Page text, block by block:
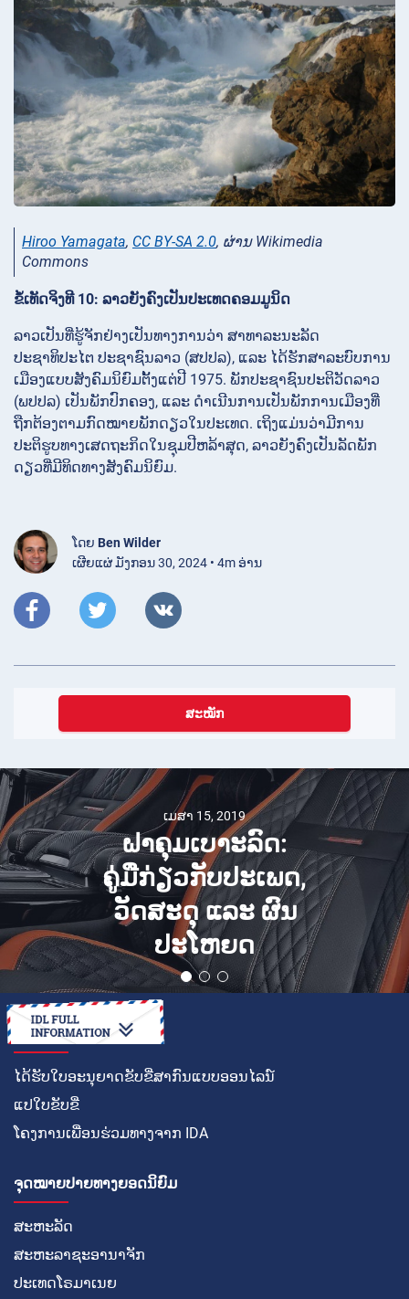
Hiroo Yamagata, CC BY-SA 2.0, ຜ່ານ Wikimedia
Commons
ຂໍ້ເທັດຈິງທີ 10: ລາວຍັງຄົງເປັນປະເທດຄອມມູນິດ
ລາວເປັນທີ່ຮູ້ຈັກຢ່າງເປັນທາງການວ່າ ສາທາລະນະລັດ
ປະຊາທິປະໄຕ ປະຊາຊົນລາວ (ສປປລ), ແລະ ໄດ້ຮັກສາລະບົບການ
ເມືອງແບບສັງຄົມນິຍົມຕັ້ງແຕ່ປີ 1975. ພັກປະຊາຊົນປະຕິວັດລາວ
(ພປປລ) ເປັນພັກປົກຄອງ, ແລະ ດໍາເນີນການເປັນພັກການເມືອງທີ່
ຖືກຕ້ອງຕາມກົດໝາຍພັກດຽວໃນປະເທດ. ເຖິງແມ່ນວ່າມີການ
ປະຕິຮູບທາງເສດຖະກິດໃນຊຸມປີຫລ້າສຸດ, ລາວຍັງຄົງເປັນລັດພັກ
ດຽວທີ່ມີທິດທາງສັງຄົມນິຍົມ.
ໂດຍ Ben Wilder
ເຜີຍແຜ່ ມັງກອນ 30, 2024 • 4m ອ່ານ
ສະໝັກ
ເມສາ 15, 2019
ຝາຄຸມເບາະລົດ:
ຄູ່ມືກ່ຽວກັບປະເພດ,
ວັດສະດຸ ແລະ ຜົນ
ປະໂຫຍດ
ວິທີໃນການ
ໄດ້ຮັບໃບອະນຸຍາດຂັບຂີ່ສາກົນແບບອອນໄລນ໌
ແປໃບຂັບຂີ່
ໂຄງການເພື່ອນຮ່ວມທາງຈາກ IDA
ຈຸດໝາຍປາຍທາງຍອດນິຍົມ
ສະຫະລັດ
ສະຫະລາຊະອານາຈັກ
ປະເທດໂຣມາເນຍ